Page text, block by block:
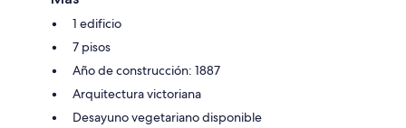
1 edificio
7 pisos
Año de construcción: 1887
Arquitectura victoriana
Desayuno vegetariano disponible